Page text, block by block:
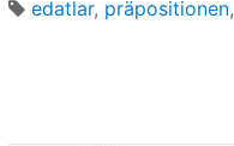
edatlar, präpositionen,